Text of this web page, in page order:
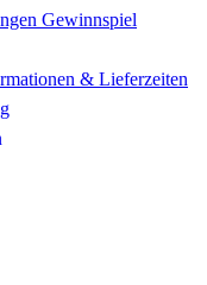
Gewinnspiel
& Lieferzeiten